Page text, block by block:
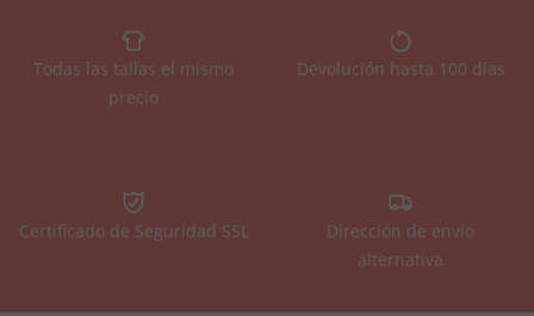
Todas las tallas el mismo
precio
Devolución hasta 100 días
Certificado de Seguridad SSL
Dirección de envío
alternativa